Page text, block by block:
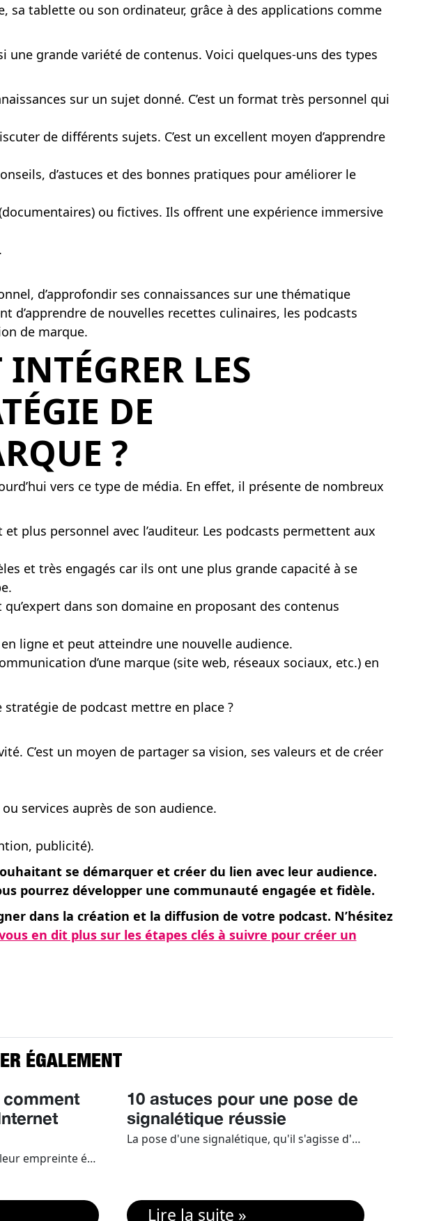
tablette ou son ordinateur, grâce à des applications comme
grande variété de contenus. Voici quelques-uns des types
sur un sujet donné. C’est un format très personnel qui
de différents sujets. C’est un excellent moyen d’apprendre
d’astuces et des bonnes pratiques pour améliorer le
ou fictives. Ils offrent une expérience immersive
d’approfondir ses connaissances sur une thématique
de nouvelles recettes culinaires, les podcasts
de marque.
LES
DE
?
vers ce type de média. En effet, il présente de nombreux
plus personnel avec l’auditeur. Les podcasts permettent aux
et très engagés car ils ont une plus grande capacité à se
dans son domaine en proposant des contenus
ligne et peut atteindre une nouvelle audience.
d’une marque (site web, réseaux sociaux, etc.) en
de podcast mettre en place ?
C’est un moyen de partager sa vision, ses valeurs et de créer
services auprès de son audience.
publicité).
se démarquer et créer du lien avec leur audience.
pourrez développer une communauté engagée et fidèle.
dans la création et la diffusion de votre podcast. N’hésitez
en dit plus sur les étapes clés à suivre pour créer un
ÉGALEMENT
Très soucieuse de réduire leur empreinte écologique ou d’asseoir leurs engagements RSE, les entreprises ont de plus en plus recourt à l‘éco-conception de leur site Internet. Mais en quoi cela consiste-t-il ? Et quelles sont les principales actions et solutions à mettre en place pour devenir « éco friendly » ? Compos’it répond à vos […]
10 astuces pour une pose de
signalétique réussie
La pose d'une signalétique, qu'il s'agisse d'une simple plaque ou d'une enseigne lumineuse, cela nécessite une certaine expertise. Pour garantir une installation durable et efficace, quelques astuces sont à connaître. Dans cet article, nos experts en signalétique vous dévoilent 10 de leurs astuces pour une pose réussie.
Lire la suite »